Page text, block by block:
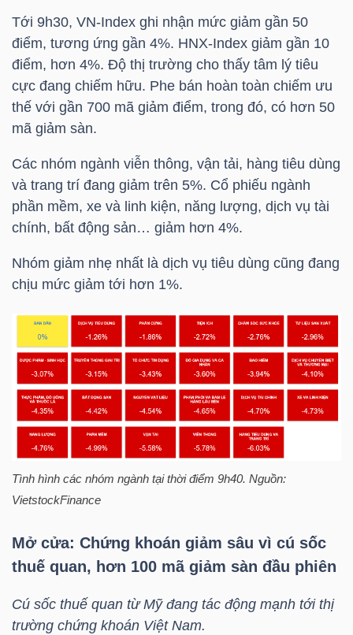
Tới 9h30, VN-Index ghi nhận mức giảm gần 50
điểm, tương ứng gần 4%. HNX-Index giảm gần 10
điểm, hơn 4%. Độ thị trường cho thấy tâm lý tiêu
cực đang chiếm hữu. Phe bán hoàn toàn chiếm ưu
thế với gần 700 mã giảm điểm, trong đó, có hơn 50
mã giảm sàn.
Các nhóm ngành viễn thông, vận tải, hàng tiêu dùng
và trang trí đang giảm trên 5%. Cổ phiếu ngành
phần mềm, xe và linh kiện, năng lượng, dịch vụ tài
chính, bất động sản… giảm hơn 4%.
Nhóm giảm nhẹ nhất là dịch vụ tiêu dùng cũng đang
chịu mức giảm tới hơn 1%.
Tình hình các nhóm ngành tại thời điểm 9h40. Nguồn:
VietstockFinance
Mở cửa: Chứng khoán giảm sâu vì cú sốc
thuế quan, hơn 100 mã giảm sàn đầu phiên
Cú sốc thuế quan từ Mỹ đang tác động mạnh tới thị
trường chứng khoán Việt Nam.
BẤT
ĐỘNG
SẢN
chứng
khoán
(-)
Lãnh
đạo
Tất cả Người nội bộ Người liên quan Cổ đông lớn
Tin
tức
(-)
viết
của
giả
(-)